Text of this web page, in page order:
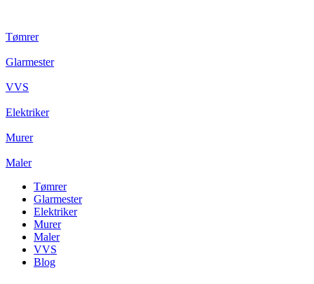
Tømrer
Glarmester
VVS
Elektriker
Murer
Maler
Tømrer
Glarmester
Elektriker
Murer
Maler
VVS
Blog